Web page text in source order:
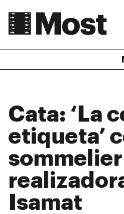
Cata: ‘La
etiqueta’
Isamat